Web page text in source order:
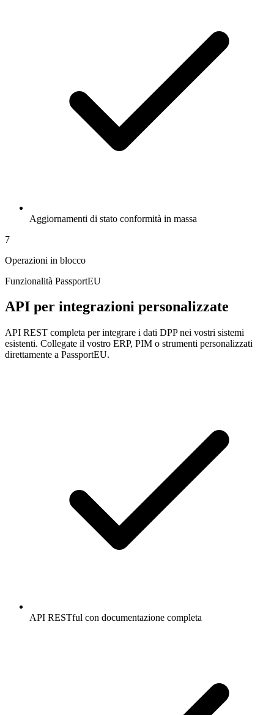
Aggiornamenti di stato conformità in massa
7
Operazioni in blocco
Funzionalità PassportEU
API per integrazioni personalizzate
API REST completa per integrare i dati DPP nei vostri sistemi
esistenti. Collegate il vostro ERP, PIM o strumenti personalizzati
direttamente a PassportEU.
API RESTful con documentazione completa